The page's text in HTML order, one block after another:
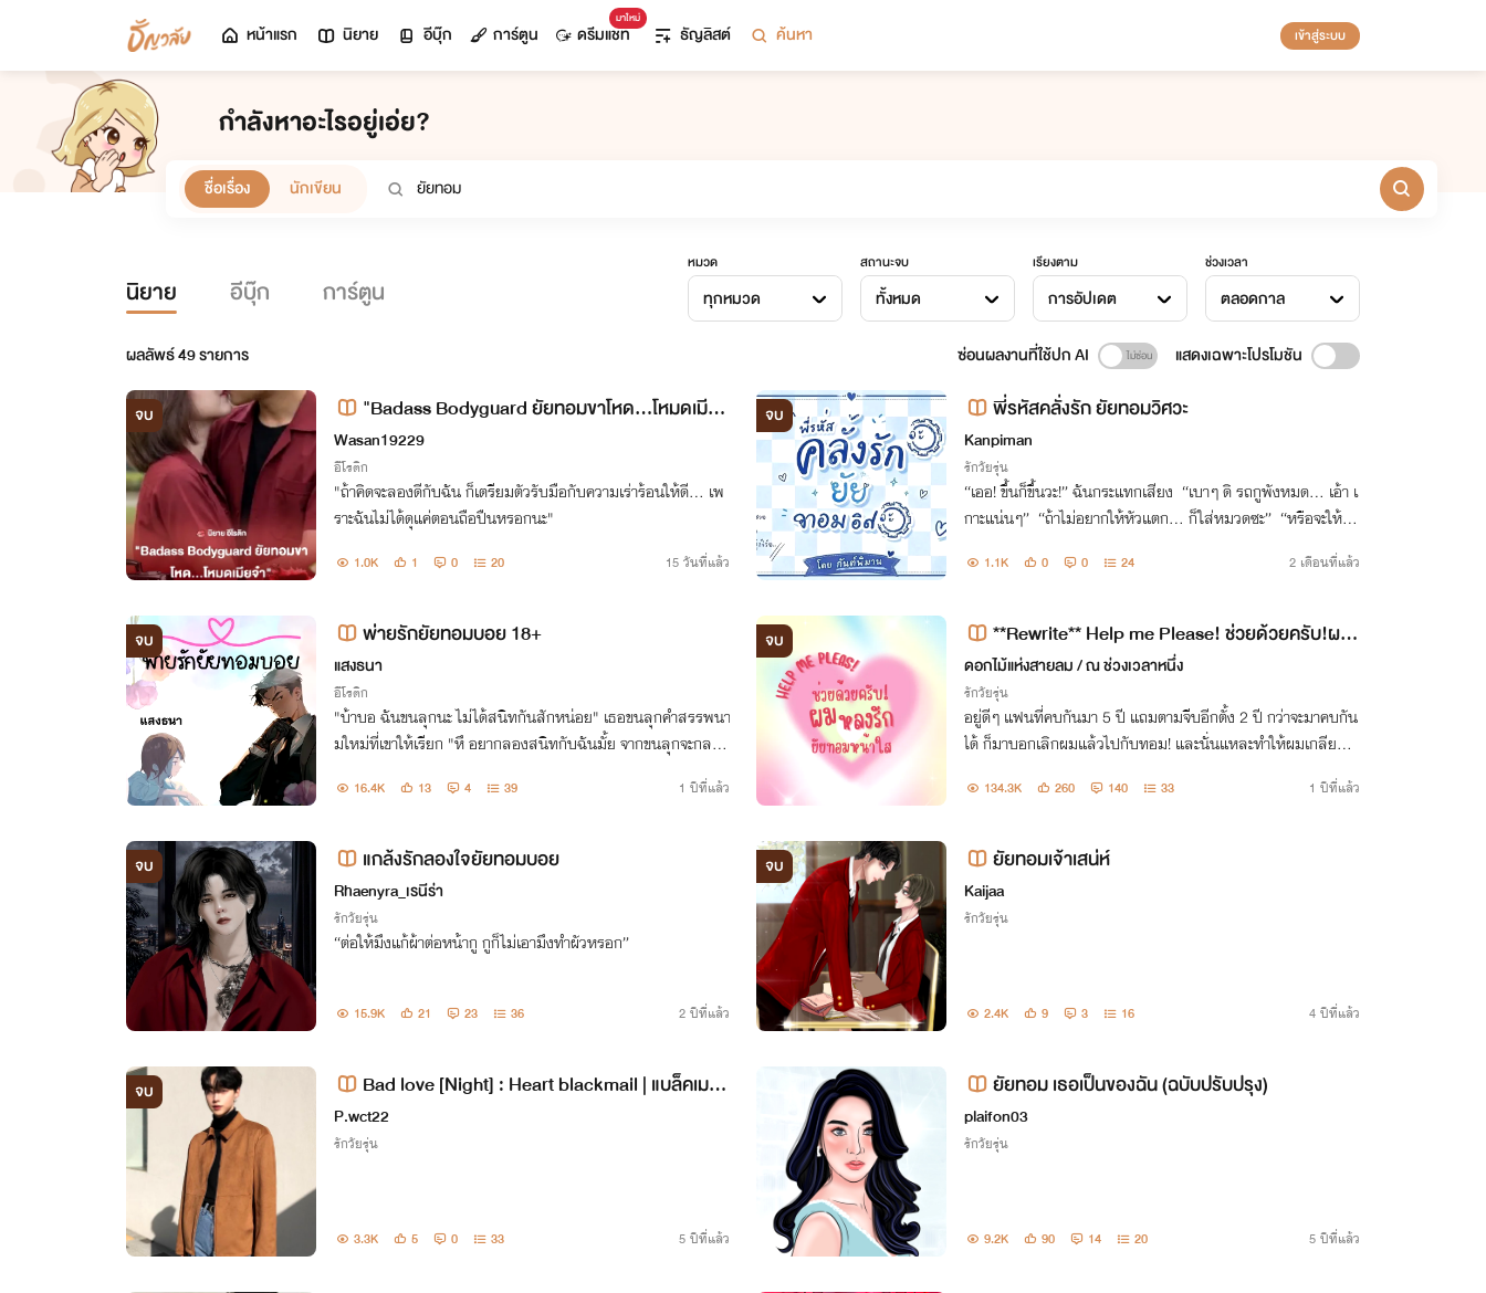
หน้าแรก นิยาย อีบุ๊ก การ์ตูน
มาใหม่
ดรีมแชท ธัญลิสต์ ค้นหา เข้าสู่ระบบ
กำลังหาอะไรอยู่เอ่ย?
ชื่อเรื่อง นักเขียน
นิยาย อีบุ๊ก การ์ตูน
หมวด
ทุกหมวด
สถานะจบ
ทั้งหมด
เรียงตาม
การอัปเดต
ช่วงเวลา
ตลอดกาล
ผลลัพธ์49รายการ ซ่อนผลงานที่ใช้ปก AI แสดงเฉพาะโปรโมชัน
จบ
"Badass Bodyguard ยัยทอมขาโหด...โหมดเมียจ๋
า"
Wasan19229
อีโรติก
​"ถ้าคิดจะลองดีกับฉัน ก็เตรียมตัวรับมือกับความเร่าร้อนให้ดี... เพ
ราะฉันไม่ได้ดุแค่ตอนถือปืนหรอกนะ"
1.0K 1 0 20 15 วันที่แล้ว
จบ พี่รหัสคลั่งรัก ยัยทอมวิศวะ
Kanpiman
รักวัยรุ่น
“เออ! ขึ้นก็ขึ้นวะ!” ฉันกระแทกเสียง “เบาๆ ดิ รถกูพังหมด... เอ้า เ
กาะแน่นๆ” “ถ้าไม่อยากให้หัวแตก... ก็ใส่หมวดซะ” “หรือจะให้กูจู
1.1K 0 0 24 2 เดือนที่แล้ว
จบ พ่ายรักยัยทอมบอย 18+
แสงธนา
อีโรติก
"บ้าบอ ฉันขนลุกนะ ไม่ได้สนิทกันสักหน่อย" เธอขนลุกคำสรรพนา
มใหม่ที่เขาให้เรียก "หึ อยากลองสนิทกับฉันมั้ย จากขนลุกจะกลาย
าไม่ใช่สเปกหนูสักหน่อย"
16.4K 13 4 39 1 ปีที่แล้ว
จบ
**Rewrite** Help me Please! ช่วยด้วยครับ!ผม
หลงรักยัยทอมหน้าใส
ดอกไม้แห่งสายลม / ณ ช่วงเวลาหนึ่ง
รักวัยรุ่น
อยู่ดีๆ แฟนที่คบกันมา 5 ปี แถมตามจีบอีกตั้ง 2 ปี กว่าจะมาคบกัน
ได้ ก็มาบอกเลิกผมแล้วไปกับทอม! และนั่นแหละทำให้ผมเกลียดท
ละวะ?!134.3K 260 140 33 1 ปีที่แล้ว
จบ แกล้งรักลองใจยัยทอมบอย
Rhaenyra_เรนีร่า
รักวัยรุ่น
“ต่อให้มึงแก้ผ้าต่อหน้ากู กูก็ไม่เอามึงทำผัวหรอก”
15.9K 21 23 36 2 ปีที่แล้ว
จบ ยัยทอมเจ้าเสน่ห์
Kaijaa
รักวัยรุ่น
2.4K 9 3 16 4 ปีที่แล้ว
จบ
Bad love [Night] : Heart blackmail | แบล็คเมล์ร้
ายมัดใจยัยทอม
P.wct22
รักวัยรุ่น
3.3K 5 0 33 5 ปีที่แล้ว
ยัยทอม เธอเป็นของฉัน (ฉบับปรับปรุง)
plaifon03
รักวัยรุ่น
9.2K 90 14 20 5 ปีที่แล้ว